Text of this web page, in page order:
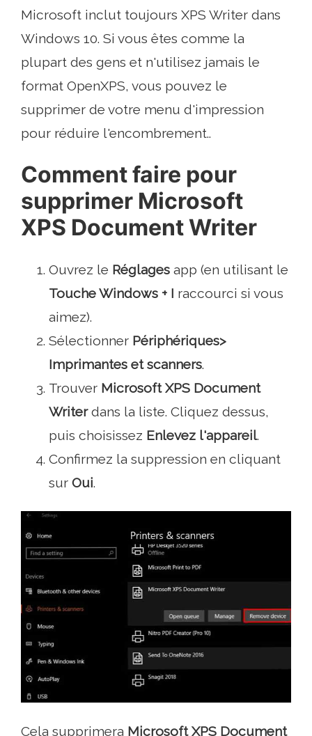
Microsoft inclut toujours XPS Writer dans
Windows 10. Si vous êtes comme la
plupart des gens et n'utilisez jamais le
format OpenXPS, vous pouvez le
supprimer de votre menu d'impression
pour réduire l'encombrement..
Comment faire pour
supprimer Microsoft
XPS Document Writer
Ouvrez le Réglages app (en utilisant le
Touche Windows + I raccourci si vous
aimez).
Sélectionner Périphériques>
Imprimantes et scanners.
Trouver Microsoft XPS Document
Writerdans la liste. Cliquez dessus,
puis choisissez Enlevez l'appareil.
Confirmez la suppression en cliquant
sur Oui.
Cela supprimera Microsoft XPS Document